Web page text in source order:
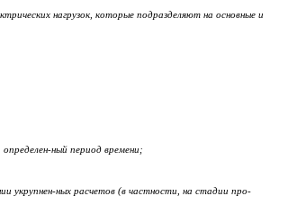
нагрузок, которые подразделяют на основные и
определен-ный период времени;
укрупнен-ных расчетов (в частности, на стадии про-